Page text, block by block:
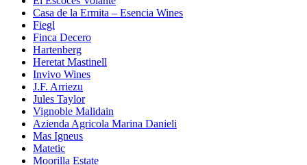
Casa de la Ermita – Esencia Wines
Fiegl
Finca Decero
Hartenberg
Heretat Mastinell
Invivo Wines
J.F. Arriezu
Jules Taylor
Vignoble Malidain
Azienda Agricola Marina Danieli
Mas Igneus
Matetic
Moorilla Estate